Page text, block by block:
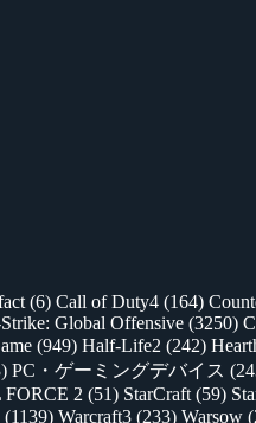
(6) Call of Duty4 (164)
Global Offensive (3250)
(949) Half-Life2 (242)
PC・ゲーミングデバイス
FORCE 2 (51) StarCraft (59)
(1139) Warcraft3 (233) Warsow